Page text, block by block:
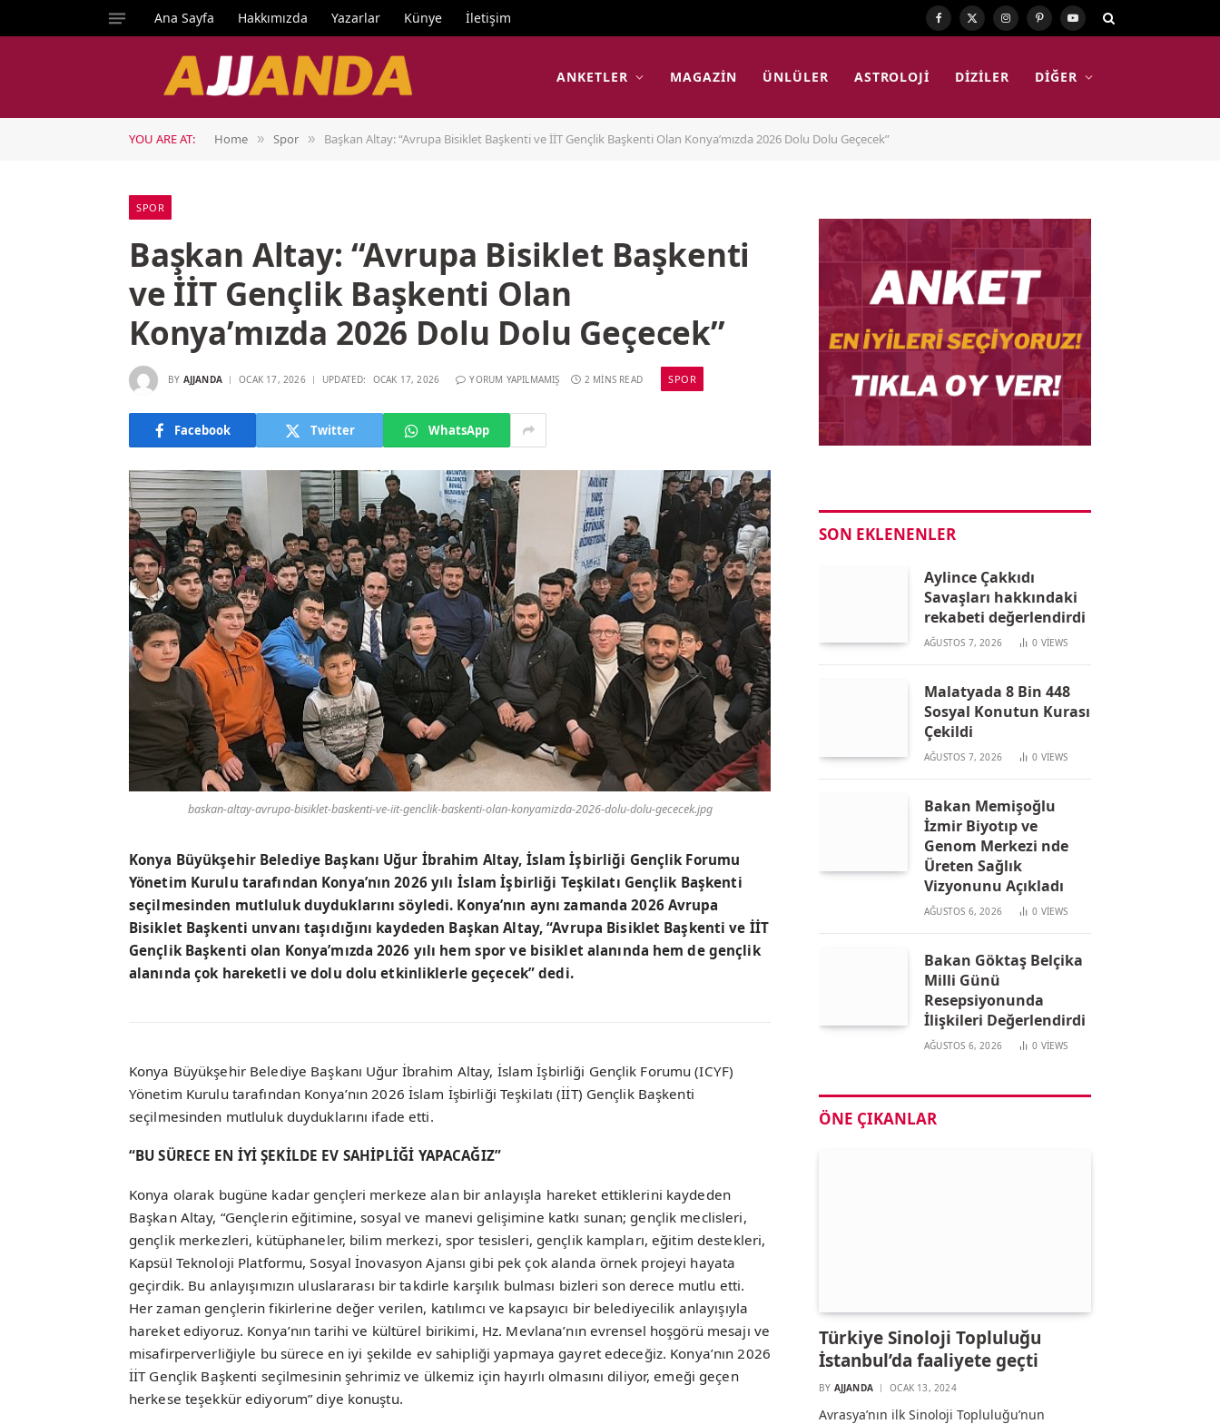
Ana Sayfa Hakkımızda Yazarlar Künye İletişim Facebook
X
Instagram
PinterestYouTube
ANKETLER MAGAZIN ÜNLÜLER ASTROLOJI DIZILER DIĞER
YOU ARE AT: Home » Spor » Başkan Altay: “Avrupa Bisiklet Başkenti ve İİT Gençlik Başkenti Olan Konya’mızda 2026 Dolu Dolu Geçecek”
SPOR
Başkan Altay: “Avrupa Bisiklet Başkenti
ve İİT Gençlik Başkenti Olan
Konya’mızda 2026 Dolu Dolu Geçecek”
BY AJJANDA OCAK 17, 2026 UPDATED: OCAK 17, 2026 YORUM YAPILMAMIŞ 2 MINS READ SPOR
Facebook Twitter WhatsApp
baskan-altay-avrupa-bisiklet-baskenti-ve-iit-genclik-baskenti-olan-konyamizda-2026-dolu-dolu-gececek.jpg
Konya Büyükşehir Belediye Başkanı Uğur İbrahim Altay, İslam İşbirliği Gençlik Forumu
Yönetim Kurulu tarafından Konya’nın 2026 yılı İslam İşbirliği Teşkilatı Gençlik Başkenti
seçilmesinden mutluluk duyduklarını söyledi. Konya’nın aynı zamanda 2026 Avrupa
Bisiklet Başkenti unvanı taşıdığını kaydeden Başkan Altay, “Avrupa Bisiklet Başkenti ve İİT
Gençlik Başkenti olan Konya’mızda 2026 yılı hem spor ve bisiklet alanında hem de gençlik
alanında çok hareketli ve dolu dolu etkinliklerle geçecek” dedi.
Konya Büyükşehir Belediye Başkanı Uğur İbrahim Altay, İslam İşbirliği Gençlik Forumu (ICYF)
Yönetim Kurulu tarafından Konya’nın 2026 İslam İşbirliği Teşkilatı (İİT) Gençlik Başkenti
seçilmesinden mutluluk duyduklarını ifade etti.
“BU SÜRECE EN İYİ ŞEKİLDE EV SAHİPLİĞİ YAPACAĞIZ”
Konya olarak bugüne kadar gençleri merkeze alan bir anlayışla hareket ettiklerini kaydeden
Başkan Altay, “Gençlerin eğitimine, sosyal ve manevi gelişimine katkı sunan; gençlik meclisleri,
gençlik merkezleri, kütüphaneler, bilim merkezi, spor tesisleri, gençlik kampları, eğitim destekleri,
Kapsül Teknoloji Platformu, Sosyal İnovasyon Ajansı gibi pek çok alanda örnek projeyi hayata
geçirdik. Bu anlayışımızın uluslararası bir takdirle karşılık bulması bizleri son derece mutlu etti.
Her zaman gençlerin fikirlerine değer verilen, katılımcı ve kapsayıcı bir belediyecilik anlayışıyla
hareket ediyoruz. Konya’nın tarihi ve kültürel birikimi, Hz. Mevlana’nın evrensel hoşgörü mesajı ve
misafirperverliğiyle bu sürece en iyi şekilde ev sahipliği yapmaya gayret edeceğiz. Konya’nın 2026
İİT Gençlik Başkenti seçilmesinin şehrimiz ve ülkemiz için hayırlı olmasını diliyor, emeği geçen
herkese teşekkür ediyorum” diye konuştu.
SON EKLENENLER
Aylince Çakkıdı
Savaşları hakkındaki
rekabeti değerlendirdi
AĞUSTOS 7, 2026 0 VIEWS
Malatyada 8 Bin 448
Sosyal Konutun Kurası
Çekildi
AĞUSTOS 7, 2026 0 VIEWS
Bakan Memişoğlu
İzmir Biyotıp ve
Genom Merkezi nde
Üreten Sağlık
Vizyonunu Açıkladı
AĞUSTOS 6, 2026 0 VIEWS
Bakan Göktaş Belçika
Milli Günü
Resepsiyonunda
İlişkileri Değerlendirdi
AĞUSTOS 6, 2026 0 VIEWS
ÖNE ÇIKANLAR
Türkiye Sinoloji Topluluğu
İstanbul’da faaliyete geçti
BY AJJANDA OCAK 13, 2024
Avrasya’nın ilk Sinoloji Topluluğu’nun